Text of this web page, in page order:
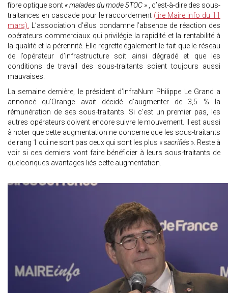
fibre optique sont « malades du mode STOC » , c’est-à-dire des sous-
traitances en cascade pour le raccordement (lire Maire info du 11
mars). L’association d’élus condamne l’absence de réaction des
opérateurs commerciaux qui privilégie la rapidité et la rentabilité à
la qualité et la pérennité. Elle regrette également le fait que le réseau
de l’opérateur d’infrastructure soit ainsi dégradé et que les
conditions de travail des sous-traitants soient toujours aussi
mauvaises.
La semaine dernière, le président d’InfraNum Philippe Le Grand a
annoncé qu’Orange avait décidé d’augmenter de 3,5 % la
rémunération de ses sous-traitants. Si c’est un premier pas, les
autres opérateurs doivent encore suivre le mouvement. Il est aussi
à noter que cette augmentation ne concerne que les sous-traitants
de rang 1 qui ne sont pas ceux qui sont les plus «sacrifiés ». Reste à
voir si ces derniers vont faire bénéficier à leurs sous-traitants de
quelconques avantages liés cette augmentation.